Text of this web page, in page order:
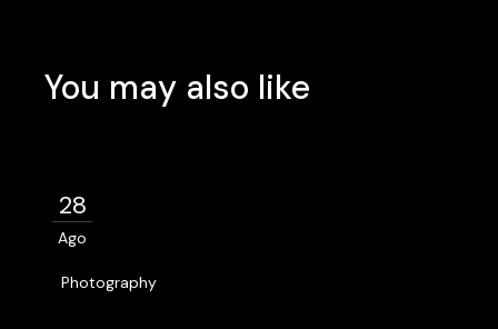
You may also like
28
Ago
Photography